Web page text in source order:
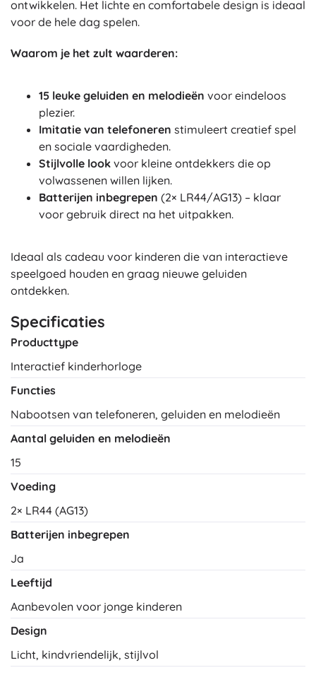
ontwikkelen. Het lichte en comfortabele design is ideaal
voor de hele dag spelen.
Waarom je het zult waarderen:
15 leuke geluiden en melodieën voor eindeloos
plezier.
Imitatie van telefoneren stimuleert creatief spel
en sociale vaardigheden.
Stijlvolle look voor kleine ontdekkers die op
volwassenen willen lijken.
Batterijen inbegrepen (2× LR44/AG13) – klaar
voor gebruik direct na het uitpakken.
Ideaal als cadeau voor kinderen die van interactieve
speelgoed houden en graag nieuwe geluiden
ontdekken.
Specificaties
Producttype
Interactief kinderhorloge
Functies
Nabootsen van telefoneren, geluiden en melodieën
Aantal geluiden en melodieën
15
Voeding
2× LR44 (AG13)
Batterijen inbegrepen
Ja
Leeftijd
Aanbevolen voor jonge kinderen
Design
Licht, kindvriendelijk, stijlvol